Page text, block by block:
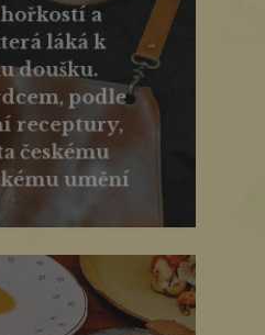
a
láká k
doušku.
podle
receptury,
českému
umění